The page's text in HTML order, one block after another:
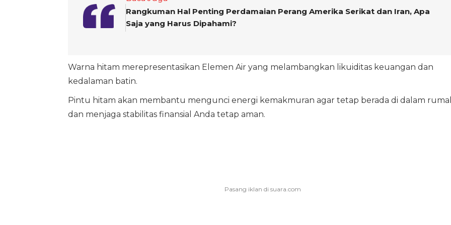
Rangkuman Hal Penting Perdamaian Perang Amerika Serikat dan Iran, Apa
Saja yang Harus Dipahami?
Warna hitam merepresentasikan Elemen Air yang melambangkan likuiditas keuangan dan
kedalaman batin.
Pintu hitam akan membantu mengunci energi kemakmuran agar tetap berada di dalam
dan menjaga stabilitas finansial Anda tetap aman.